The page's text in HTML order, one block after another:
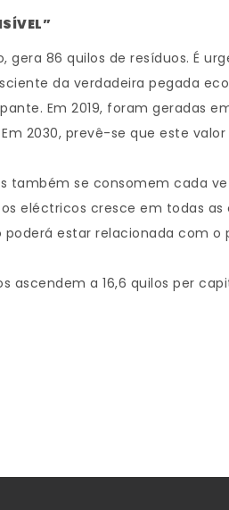
86 quilos de resíduos. É
da verdadeira pegada
Em 2019, foram geradas
2030, prevê-se que este
se consomem cada
eléctricos cresce em todas
estar relacionada com o
ascendem a 16,6 quilos per